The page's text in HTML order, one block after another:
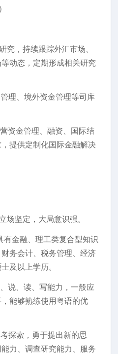
究，持续跟踪外汇市场、
动态，定期形成相关研究
理、境外资金管理等司库
资金管理、融资、国际结
提供定制化国际金融解决
场坚定，大局意识强。
金融、理工类复合型知识
务会计、税务管理、经济
及以上学历。
说、读、写能力，一般应
能够熟练使用粤语的优
探索，勇于提出新的思
力、调查研究能力、服务